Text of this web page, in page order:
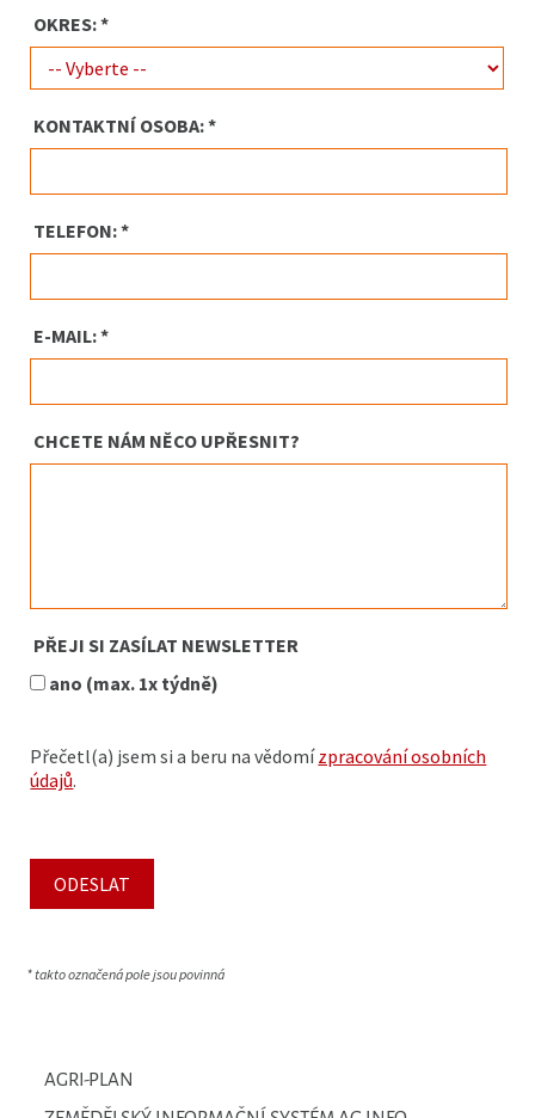
OKRES: *
KONTAKTNÍ OSOBA: *
TELEFON: *
E-MAIL: *
CHCETE NÁM NĚCO UPŘESNIT?
PŘEJI SI ZASÍLAT NEWSLETTER
ano (max. 1x týdně)
Přečetl(a) jsem si a beru na vědomízpracování osobních
údajů.
* takto označená pole jsou povinná
AGRI-PLAN